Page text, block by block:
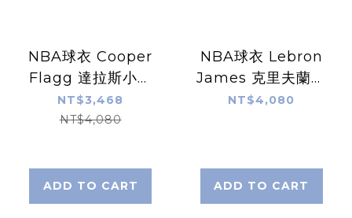
NBA球衣 Cooper
Flagg 達拉斯小牛
復古綠 25-26
HWC Nike
標 全新
NT$3,468
NT$4,080
ADD TO CART
NBA球衣 Lebron
James 克里夫蘭騎
士復古 新人年 深藍
NT$4,080
ADD TO CART